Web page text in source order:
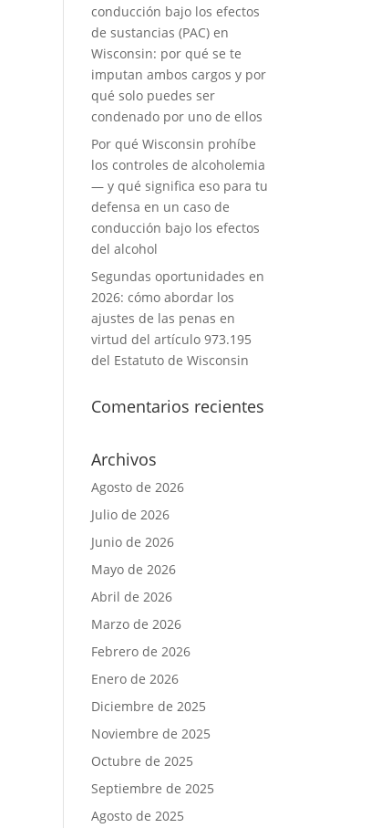
conducción bajo los efectos
de sustancias (PAC) en
Wisconsin: por qué se te
imputan ambos cargos y por
qué solo puedes ser
condenado por uno de ellos
Por qué Wisconsin prohíbe
los controles de alcoholemia
— y qué significa eso para tu
defensa en un caso de
conducción bajo los efectos
del alcohol
Segundas oportunidades en
2026: cómo abordar los
ajustes de las penas en
virtud del artículo 973.195
del Estatuto de Wisconsin
Comentarios recientes
Archivos
Agosto de 2026
Julio de 2026
Junio de 2026
Mayo de 2026
Abril de 2026
Marzo de 2026
Febrero de 2026
Enero de 2026
Diciembre de 2025
Noviembre de 2025
Octubre de 2025
Septiembre de 2025
Agosto de 2025